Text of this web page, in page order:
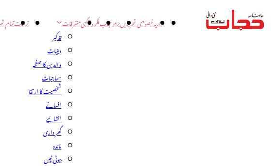
اداریہخصوصی تحریریںبزم حجابفکر و آگہیمتفرقات
تذکیر
دینیات
والدین کا صفحہ
سماجیات
شخصیت کا ارتقا
افسانے
انشائیے
گھر داری
مائدہ
بیوٹی ٹپس
تربیتتمام